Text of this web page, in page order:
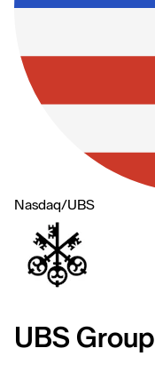
Nasdaq/UBS
UBS Group